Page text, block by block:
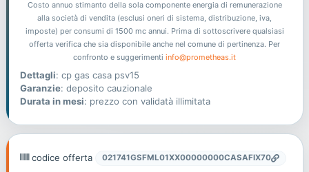
Costo annuo stimanto della sola componente energia di remunerazione
alla società di vendita (esclusi oneri di sistema, distribuzione, iva,
imposte) per consumi di 1500 mc annui. Prima di sottoscrivere qualsiasi
offerta verifica che sia disponibile anche nel comune di pertinenza. Per
confronto e suggerimenti info@prometheas.it
Dettagli: cp gas casa psv15
Garanzie: deposito cauzionale
Durata in mesi: prezzo con validatà illimitata
codice offerta 021741GSFML01XX00000000CASAFIX70